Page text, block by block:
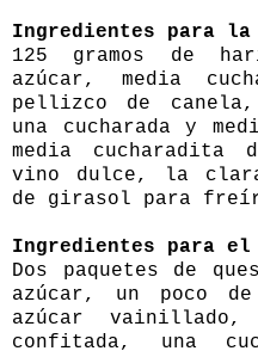
Ingredientes para la
125 gramos de
azúcar, media
pellizco de
una cucharada y
media
vino dulce, la
de girasol para
Ingredientes para
Dos paquetes de
azúcar, un poco
azúcar
confitada, una